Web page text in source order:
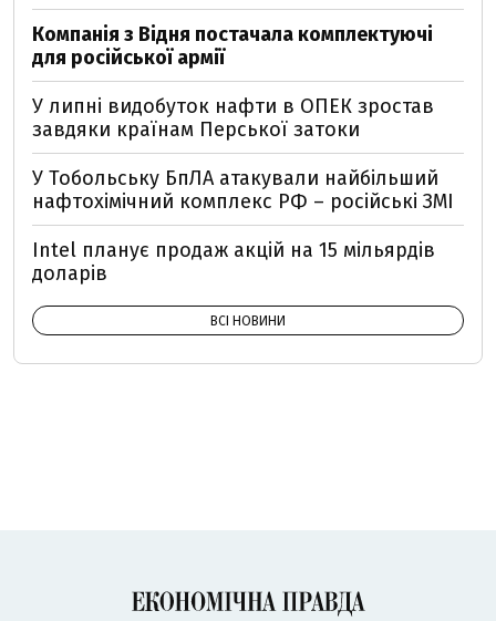
Компанія з Відня постачала комплектуючі
для російської армії
У липні видобуток нафти в ОПЕК зростав
завдяки країнам Перської затоки
У Тобольську БпЛА атакували найбільший
нафтохімічний комплекс РФ – російські ЗМІ
Intel планує продаж акцій на 15 мільярдів
доларів
ВСІ НОВИНИ